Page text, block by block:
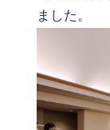
ました。